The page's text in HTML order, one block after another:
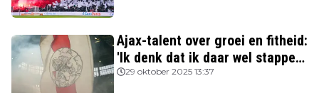
Ajax-talent over groei en fitheid:
'Ik denk dat ik daar wel stappen
in heb gezet'
29 oktober 2025 13:37